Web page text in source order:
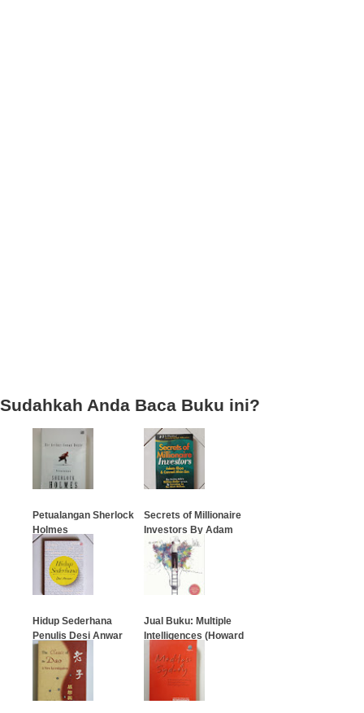
Sudahkah Anda Baca Buku ini?
Petualangan Sherlock
Holmes
Secrets of Millionaire
Investors By Adam
Khoo
Hidup Sederhana
Penulis Desi Anwar
…
Jual Buku: Multiple
Intelligences (Howard